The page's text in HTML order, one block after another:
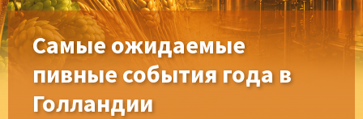
Самые ожидаемые
пивные события года в
Голландии